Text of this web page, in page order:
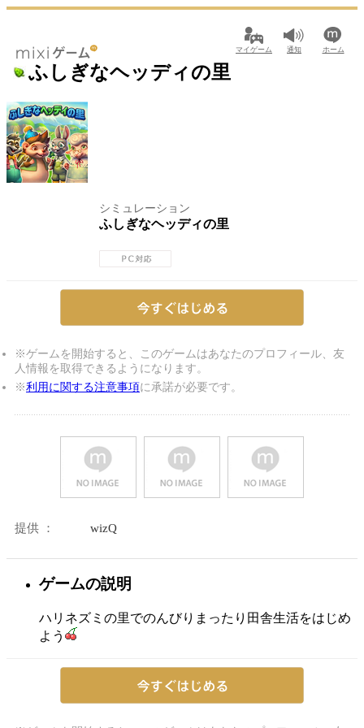
マイゲーム 通知 ホーム
ふしぎなヘッディの里
シミュレーション
ふしぎなヘッディの里
※ゲームを開始すると、このゲームはあなたのプロフィール、友
人情報を取得できるようになります。
※利用に関する注意事項に承諾が必要です。
提供 ： wizQ
ゲームの説明
ハリネズミの里でのんびりまったり田舎生活をはじめ
よう